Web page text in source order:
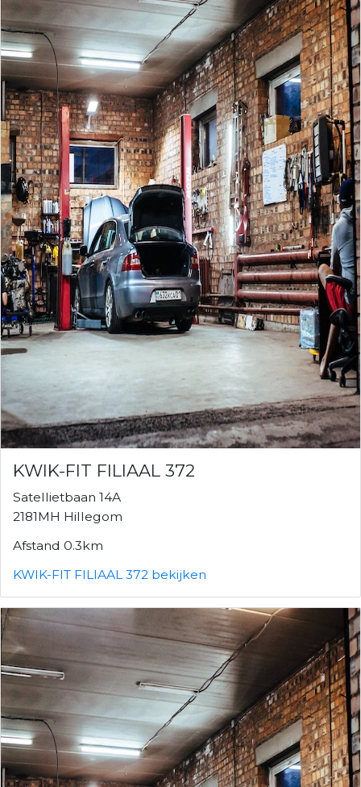
KWIK-FIT FILIAAL 372
Satellietbaan 14A
2181MH Hillegom
Afstand 0.3km
KWIK-FIT FILIAAL 372 bekijken